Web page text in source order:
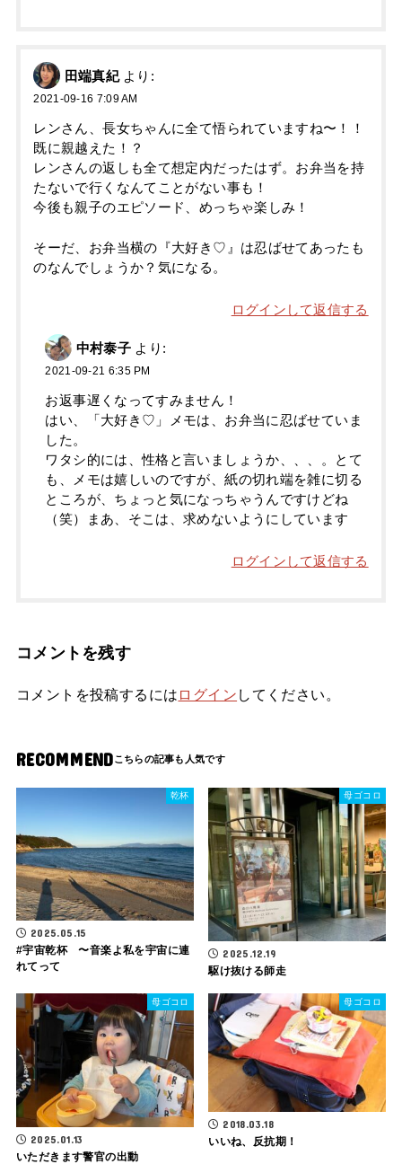
田端真紀 より:
2021-09-16 7:09 AM
レンさん、長女ちゃんに全て悟られていますね〜！！
既に親越えた！？
レンさんの返しも全て想定内だったはず。お弁当を持
たないで行くなんてことがない事も！
今後も親子のエピソード、めっちゃ楽しみ！
そーだ、お弁当横の『大好き♡』は忍ばせてあったも
のなんでしょうか？気になる。
ログインして返信する
中村泰子 より:
2021-09-21 6:35 PM
お返事遅くなってすみません！
はい、「大好き♡」メモは、お弁当に忍ばせていま
した。
ワタシ的には、性格と言いましょうか、、、。とて
も、メモは嬉しいのですが、紙の切れ端を雑に切る
ところが、ちょっと気になっちゃうんですけどね
（笑）まあ、そこは、求めないようにしています
ログインして返信する
コメントを残す
コメントを投稿するには ログイン してください。
RECOMMEND
乾杯
2025.05.15
#宇宙乾杯 〜音楽よ私を宇宙に連
れてって
母ゴコロ
2025.12.19
駆け抜ける師走
母ゴコロ
2025.01.13
いただきます警官の出動
母ゴコロ
2018.03.18
いいね、反抗期！